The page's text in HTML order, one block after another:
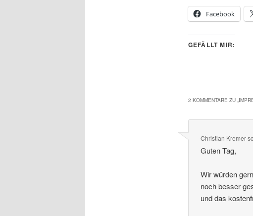
Facebook
GEFÄLLT MIR:
2 KOMMENTARE ZU „
Christian Kremer
Guten Tag,
Wir würden
noch besser
und das